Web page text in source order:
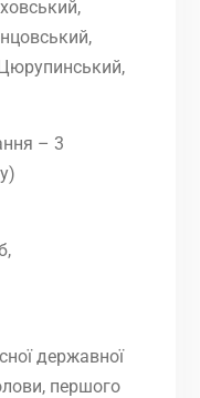
– 3
державної
першого